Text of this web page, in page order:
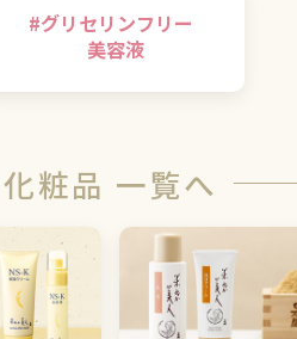
#グリセリンフリー
美容液
化粧品 一覧へ